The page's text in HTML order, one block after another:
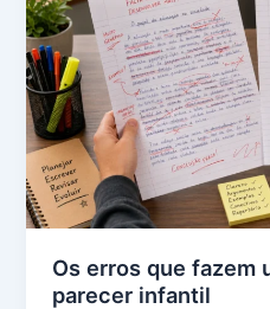
Os erros que fazem
parecer infantil